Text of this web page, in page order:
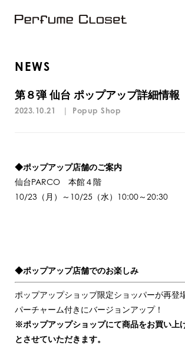
NEWS
第８弾 仙台 ポップアップ詳細情報
2023.10.21 | Popup Shop
◆ポップアップ店舗のご案内
仙台PARCO 本館４階
10/23（月）～10/25（水）10:00～20:30
◆ポップアップ店舗でのお楽しみ
ポップアップショップ限定ショッパーが再登
パーチャーム付きにバージョンアップ！
※ポップアップショップにて商品をお買い上
とさせていただきます。